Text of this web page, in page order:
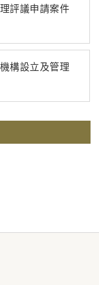
評議申請案件
構設立及管理